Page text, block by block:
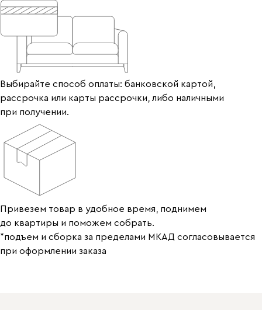
Выбирайте способ оплаты: банковской картой,
рассрочка или карты рассрочки, либо наличными
при получении.
Привезем товар в удобное время, поднимем
до квартиры и поможем собрать.
*подъем и сборка за пределами МКАД согласовывается
при оформлении заказа